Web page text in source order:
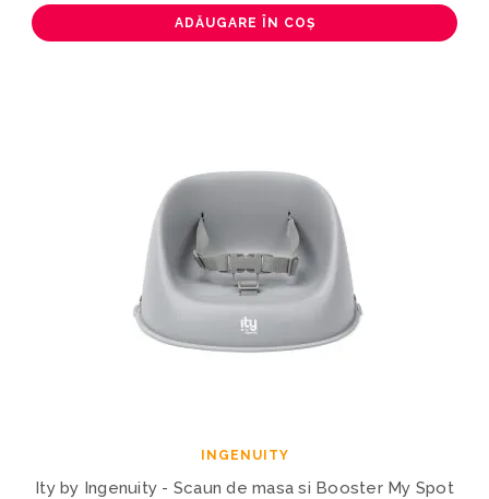
ADĂUGARE ÎN COȘ
INGENUITY
Ity by Ingenuity - Scaun de masa si Booster My Spot